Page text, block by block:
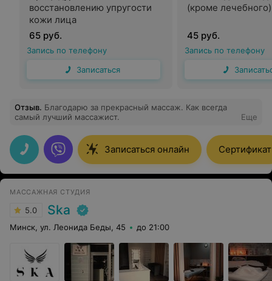
восстановлению упругости
кожи лица
65 руб.
Запись по телефону
Записаться
(кроме лечебного)
45 руб.
Запись по телефону
Отзыв. Благодарю за прекрасный массаж. Как всегда
самый лучший массажист.
Еще
Записаться онлайн Сертификат
МАССАЖНАЯ СТУДИЯ
5.0 Ska
Минск, ул. Леонида Беды, 45 до 21:00